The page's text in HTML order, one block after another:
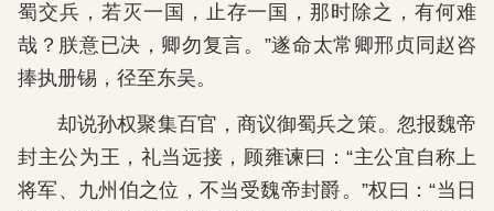
蜀交兵，若灭一国，止存一国，那时除之，有何难
哉？朕意已决，卿勿复言。”遂命太常卿邢贞同赵咨
捧执册锡，径至东吴。
却说孙权聚集百官，商议御蜀兵之策。忽报魏帝
封主公为王，礼当远接，顾雍谏曰：“主公宜自称上
将军、九州伯之位，不当受魏帝封爵。”权曰：“当日